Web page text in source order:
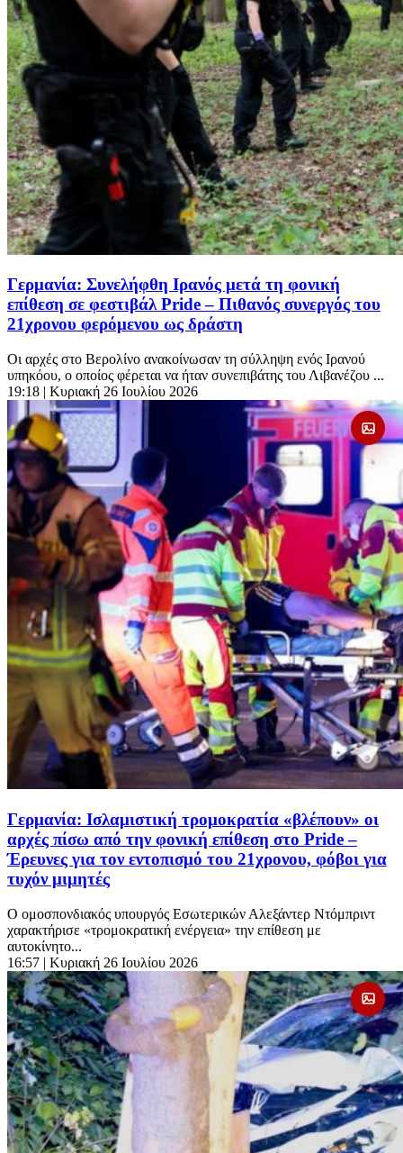
Γερμανία: Συνελήφθη Ιρανός μετά τη φονική
επίθεση σε φεστιβάλ Pride – Πιθανός συνεργός του
21χρονου φερόμενου ως δράστη
Οι αρχές στο Βερολίνο ανακοίνωσαν τη σύλληψη ενός Ιρανού
υπηκόου, ο οποίος φέρεται να ήταν συνεπιβάτης του Λιβανέζου ...
19:18 | Κυριακή 26 Ιουλίου 2026
Γερμανία: Ισλαμιστική τρομοκρατία «βλέπουν» οι
αρχές πίσω από την φονική επίθεση στο Pride –
Έρευνες για τον εντοπισμό του 21χρονου, φόβοι για
τυχόν μιμητές
Ο ομοσπονδιακός υπουργός Εσωτερικών Αλεξάντερ Ντόμπριντ
χαρακτήρισε «τρομοκρατική ενέργεια» την επίθεση με
αυτοκίνητο...
16:57 | Κυριακή 26 Ιουλίου 2026